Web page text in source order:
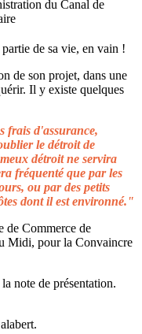
de sa vie, en vain !
de son projet, dans une
Il y existe quelques
frais d'assurance,
le détroit de
détroit ne servira
fréquenté que par les
ou par des petits
dont il est environné."
de Commerce de
Midi, pour la Convaincre
note de présentation.